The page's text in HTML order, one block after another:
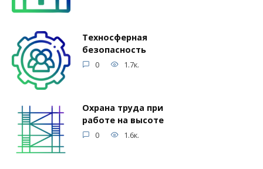
Техносферная
безопасность
0 1.7к.
Охрана труда при
работе на высоте
0 1.6к.